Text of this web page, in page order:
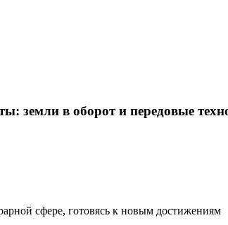
земли в оборот и передовые
сфере, готовясь к новым достижениям